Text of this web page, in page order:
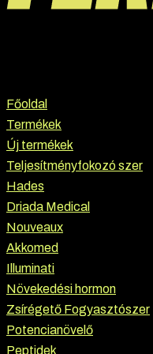
Főoldal
Termékek
Új termékek
Teljesítményfokozó szer
Hades
Driada Medical
Nouveaux
Akkomed
Illuminati
Növekedési hormon
Zsírégető Fogyasztószer
Potencianövelő
Peptidek